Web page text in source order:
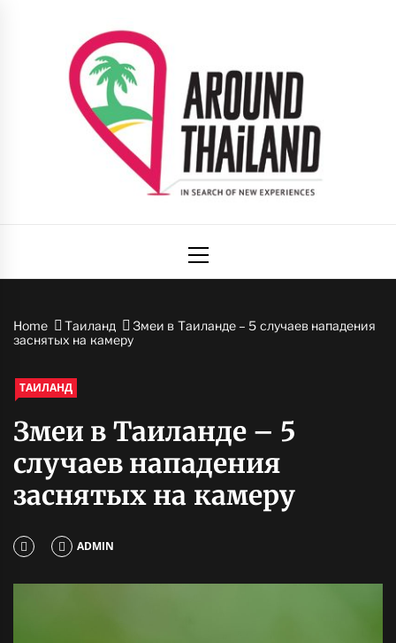
Таиланда
Menu
Home Таиланд
Змеи в Таиланде – 5 случаев нападения
заснятых на камеру
ТАИЛАНД
Змеи в Таиланде – 5
случаев нападения
заснятых на камеру
ADMIN